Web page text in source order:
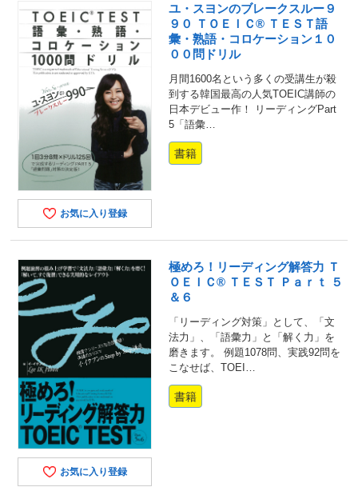
お気に入り登録
ユ・スヨンのブレークスルー９
９０ ＴＯＥＩＣ® ＴＥＳＴ語
彙・熟語・コロケーション１０
００問ドリル
月間1600名という多くの受講生が殺
到する韓国最高の人気TOEIC講師の
日本デビュー作！ リーディングPart
5「語彙…
書籍
お気に入り登録
極めろ！リーディング解答力 Ｔ
ＯＥＩＣ® ＴＥＳＴ Ｐａｒｔ ５
＆６
「リーディング対策」として、「文
法力」、「語彙力」と「解く力」を
磨きます。 例題1078問、実践92問を
こなせば、TOEI…
書籍